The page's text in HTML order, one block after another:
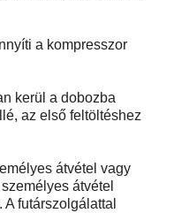
a kompresszor
kerül a dobozba
az első feltöltéshez
átvétel vagy
átvétel
futárszolgálattal